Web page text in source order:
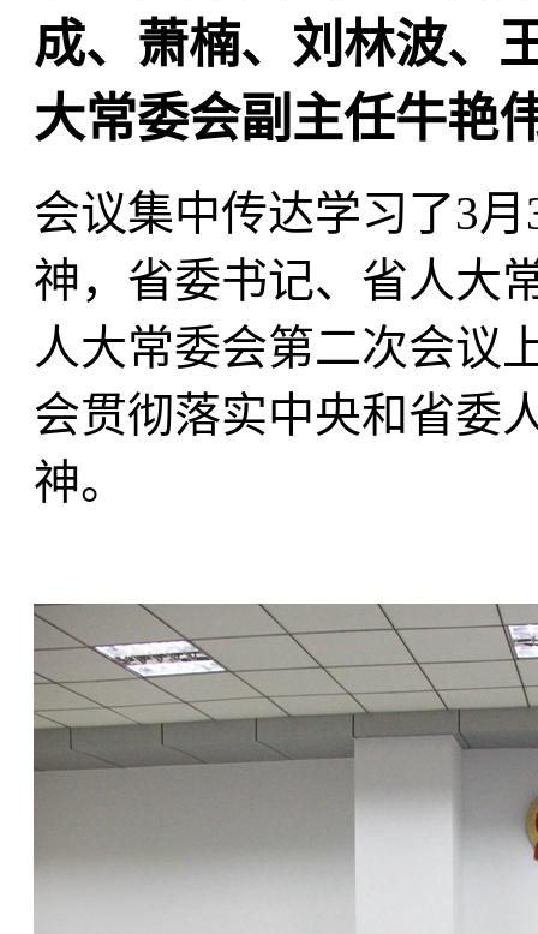
成、萧楠、刘林波、
大常委会副主任牛艳
会议集中传达学习了3
神，省委书记、省人大
人大常委会第二次会议
会贯彻落实中央和省委
神。